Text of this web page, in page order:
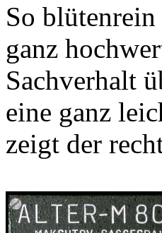
So
ganz
Sachverhalt
eine ganz
zeigt der